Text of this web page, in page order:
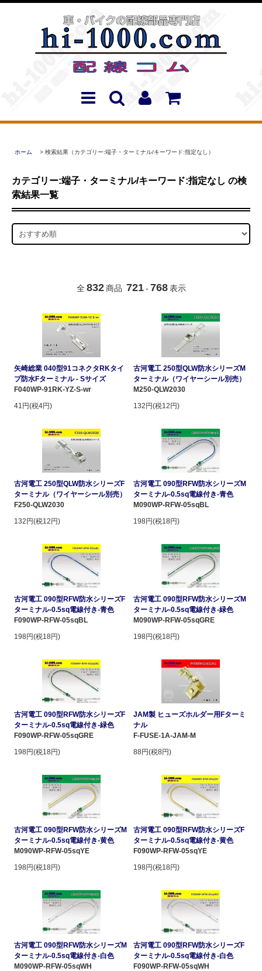
ホーム > 検索結果（カテゴリー:端子・ターミナル/キーワード:指定なし）
カテゴリー:端子・ターミナル/キーワード:指定なし の検
索結果一覧
全 832 商品 721 - 768 表示
矢崎総業 040型91コネクタRKタイ
プ防水Fターミナル - Sサイズ
F040WP-91RK-YZ-S-wr
41円(税4円)
古河電工 250型QLW防水シリーズM
ターミナル（ワイヤーシール別売）
M250-QLW2030
132円(税12円)
古河電工 250型QLW防水シリーズF
ターミナル（ワイヤーシール別売）
F250-QLW2030
132円(税12円)
古河電工 090型RFW防水シリーズM
ターミナル-0.5sq電線付き-青色
M090WP-RFW-05sqBL
198円(税18円)
古河電工 090型RFW防水シリーズF
ターミナル-0.5sq電線付き-青色
F090WP-RFW-05sqBL
198円(税18円)
古河電工 090型RFW防水シリーズM
ターミナル-0.5sq電線付き-緑色
M090WP-RFW-05sqGRE
198円(税18円)
古河電工 090型RFW防水シリーズF
ターミナル-0.5sq電線付き-緑色
F090WP-RFW-05sqGRE
198円(税18円)
JAM製 ヒューズホルダー用Fターミ
ナル
F-FUSE-1A-JAM-M
88円(税8円)
古河電工 090型RFW防水シリーズM
ターミナル-0.5sq電線付き-黄色
M090WP-RFW-05sqYE
198円(税18円)
古河電工 090型RFW防水シリーズF
ターミナル-0.5sq電線付き-黄色
F090WP-RFW-05sqYE
198円(税18円)
古河電工 090型RFW防水シリーズM
ターミナル-0.5sq電線付き-白色
M090WP-RFW-05sqWH
古河電工 090型RFW防水シリーズF
ターミナル-0.5sq電線付き-白色
F090WP-RFW-05sqWH